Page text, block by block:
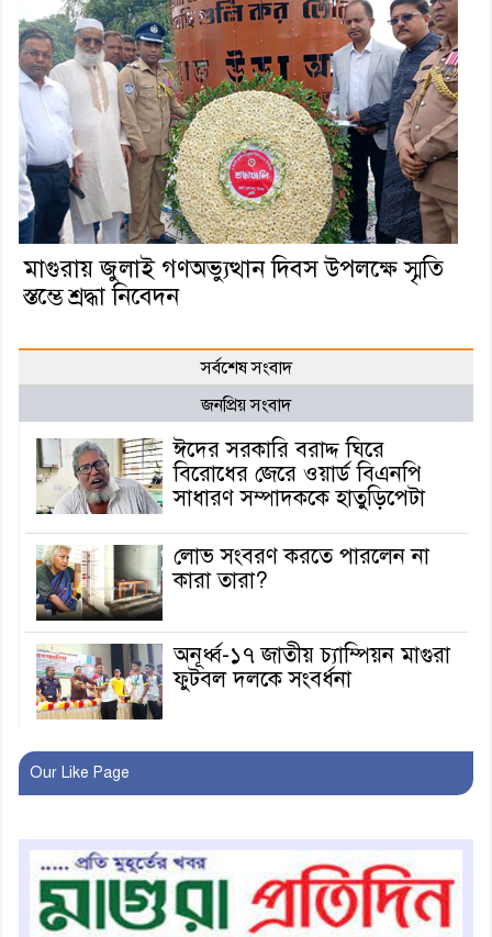
মাগুরায় জুলাই গণঅভ্যুত্থান দিবস উপলক্ষে স্মৃতি
স্তম্ভে শ্রদ্ধা নিবেদন
সর্বশেষ সংবাদ
জনপ্রিয় সংবাদ
ঈদের সরকারি বরাদ্দ ঘিরে
বিরোধের জেরে ওয়ার্ড বিএনপি
সাধারণ সম্পাদককে হাতুড়িপেটা
লোভ সংবরণ করতে পারলেন না
কারা তারা?
অনূর্ধ্ব-১৭ জাতীয় চ্যাম্পিয়ন মাগুরা
ফুটবল দলকে সংবর্ধনা
রোববার থেকে ভারতীয় ট্যুরিস্ট
মাগুরায় জাতীয় ভিটামিন ‘এ’ প্লাস
ক্যাম্পেইন উপলক্ষে সাংবাদিক
অবহিতকরণ
Our Like Page